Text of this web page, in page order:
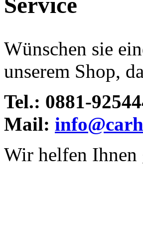
Wünschen sie
unserem Shop,
Tel.: 0881-
Mail:
Wir helfen Ihnen